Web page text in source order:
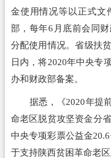
金使用情况等以正式文
部，每年6月底前会同
分配使用情况。省级扶
日内，将2020年中央专
办和财政部备案。
据悉，《2020年提
命老区脱贫攻坚资金分
中央专项彩票公益金
于支持陕西贫困革命老区